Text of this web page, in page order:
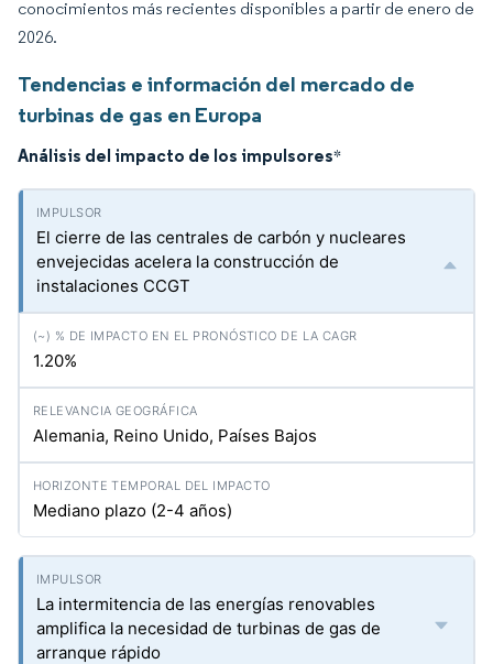
conocimientos más recientes disponibles a partir de enero de
2026.
Tendencias e información del mercado de
turbinas de gas en Europa
Análisis del impacto de los impulsores*
El cierre de las centrales de carbón y nucleares
envejecidas acelera la construcción de
instalaciones CCGT
1.20%
Alemania, Reino Unido, Países Bajos
Mediano plazo (2-4 años)
La intermitencia de las energías renovables
amplifica la necesidad de turbinas de gas de
arranque rápido